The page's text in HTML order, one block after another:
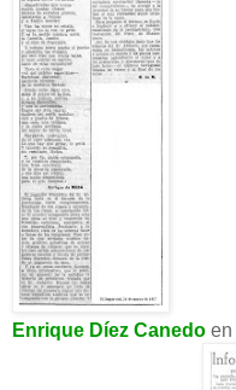
Enrique Díez Canedo en